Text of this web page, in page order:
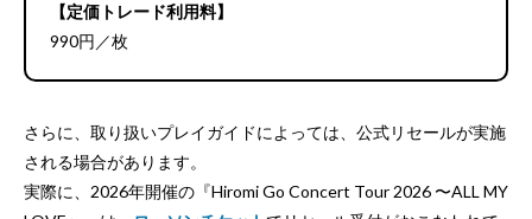
【定価トレード利用料】
990円／枚
さらに、取り扱いプレイガイドによっては、公式リセールが実施
される場合があります。
実際に、2026年開催の『Hiromi Go Concert Tour 2026 〜ALL MY